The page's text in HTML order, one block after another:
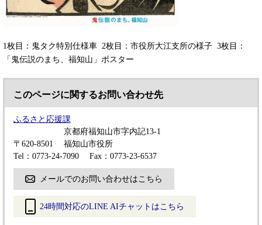
1枚目：鬼タク特別仕様車 2枚目：市役所大江支所の様子 3枚目：
「鬼伝説のまち、福知山」ポスター
このページに関するお問い合わせ先
ふるさと応援課
〒620-8501
京都府福知山市字内記13-1
福知山市役所
Tel：0773-24-7090
Fax：0773-23-6537
メールでのお問い合わせはこちら
24時間対応のLINE AIチャットはこちら